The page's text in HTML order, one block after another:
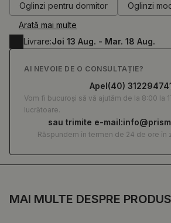
MAI MULTE DESPRE PRODUS
Oglinzi pentru dormitor
Oglinzi
Arată mai multe
Livrare:Joi 13 Aug. - Mar. 18 Aug.
AI NEVOIE DE O CONSULTAȚIE?
Apel(40)
Vom fi bucuroși să vă ajutăm de la 8:00 la
lucrătoare.
sau trimite e-mail:
Răspundem în termen de 24 de ore în